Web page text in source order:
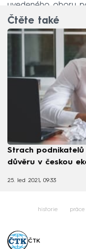
uvedeného oboru
Čtěte také
Strach
důvěru v českou
25. led 2021, 09:33
historie práce
ČTK